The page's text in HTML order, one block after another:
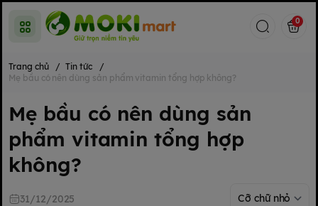
0
Trang chủ / Tin tức
/
Mẹ bầu có nên dùng sản phẩm vitamin tổng hợp không?
Mẹ bầu có nên dùng sản
phẩm vitamin tổng hợp
không?
31/12/2025